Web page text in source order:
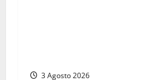
3 Agosto 2026